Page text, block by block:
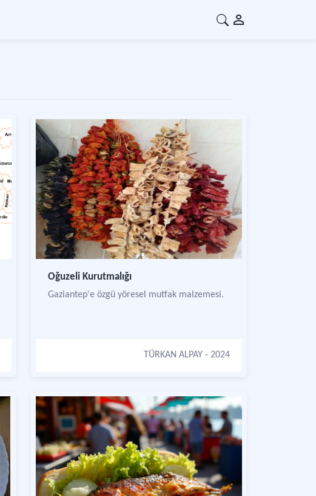
Oğuzeli Kurutmalığı
Gaziantep'e özgü yöresel mutfak malzemesi.
TÜRKAN ALPAY - 2024